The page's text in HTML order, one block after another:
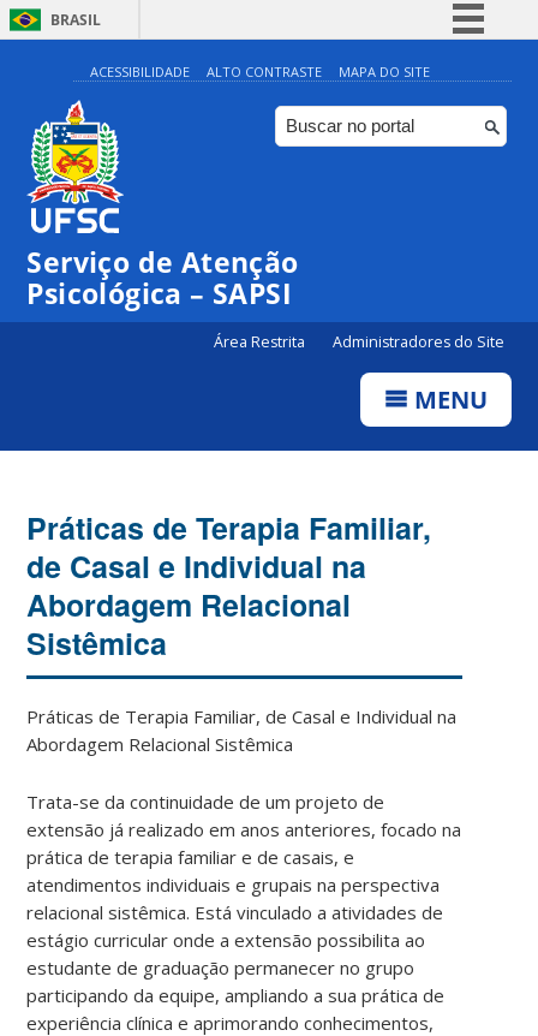
BRASIL
Simplifique!
Comunica BR
Participe
ACESSIBILIDADE ALTO CONTRASTE MAPA DO SITE
Serviço de Atenção
Psicológica – SAPSI
Área Restrita Administradores do Site
MENU
Práticas de Terapia Familiar,
de Casal e Individual na
Abordagem Relacional
Sistêmica
Práticas de Terapia Familiar, de Casal e Individual na
Abordagem Relacional Sistêmica
Trata-se da continuidade de um projeto de
extensão já realizado em anos anteriores, focado na
prática de terapia familiar e de casais, e
atendimentos individuais e grupais na perspectiva
relacional sistêmica. Está vinculado a atividades de
estágio curricular onde a extensão possibilita ao
estudante de graduação permanecer no grupo
participando da equipe, ampliando a sua prática de
experiência clínica e aprimorando conhecimentos,